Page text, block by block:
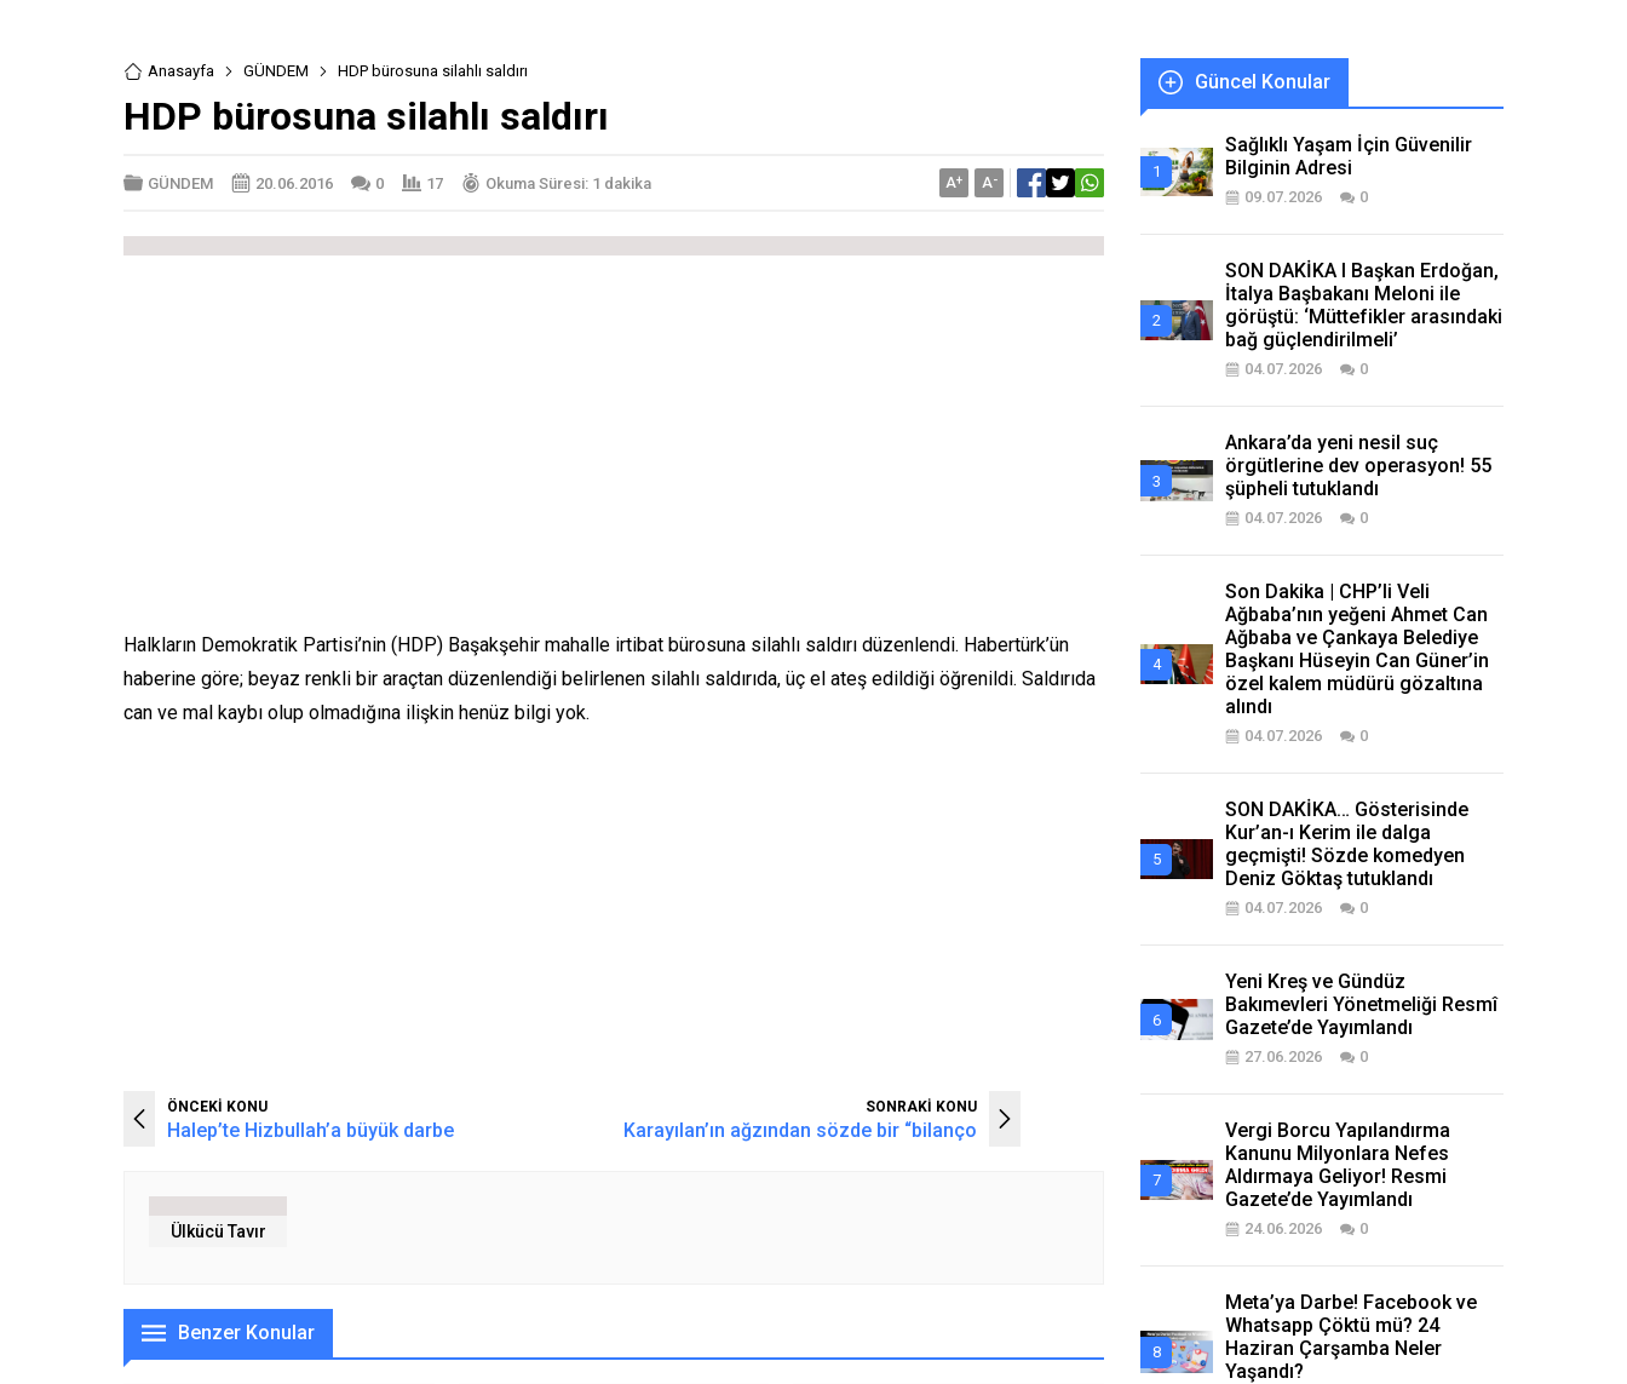
Anasayfa GÜNDEM HDP bürosuna silahlı saldırı
HDP bürosuna silahlı saldırı
GÜNDEM 20.06.2016 0 17 Okuma Süresi: 1 dakika A+ A-
Halkların Demokratik Partisi’nin (HDP) Başakşehir mahalle irtibat bürosuna silahlı saldırı düzenlendi. Habertürk’ün
haberine göre; beyaz renkli bir araçtan düzenlendiği belirlenen silahlı saldırıda, üç el ateş edildiği öğrenildi. Saldırıda
can ve mal kaybı olup olmadığına ilişkin henüz bilgi yok.
ÖNCEKİ KONU
Halep’te Hizbullah’a büyük darbe
SONRAKİ KONU
Karayılan’ın ağzından sözde bir “bilanço
Ülkücü Tavır
Benzer Konular
Güncel Konular
Sağlıklı Yaşam İçin Güvenilir
Bilginin Adresi
09.07.2026 0
SON DAKİKA I Başkan Erdoğan,
İtalya Başbakanı Meloni ile
görüştü: ‘Müttefikler arasındaki
bağ güçlendirilmeli’
04.07.2026 0
Ankara’da yeni nesil suç
örgütlerine dev operasyon! 55
şüpheli tutuklandı
04.07.2026 0
Son Dakika | CHP’li Veli
Ağbaba’nın yeğeni Ahmet Can
Ağbaba ve Çankaya Belediye
Başkanı Hüseyin Can Güner’in
özel kalem müdürü gözaltına
alındı
04.07.2026 0
SON DAKİKA… Gösterisinde
Kur’an-ı Kerim ile dalga
geçmişti! Sözde komedyen
Deniz Göktaş tutuklandı
04.07.2026 0
Yeni Kreş ve Gündüz
Bakımevleri Yönetmeliği Resmî
Gazete’de Yayımlandı
27.06.2026 0
Vergi Borcu Yapılandırma
Kanunu Milyonlara Nefes
Aldırmaya Geliyor! Resmi
Gazete’de Yayımlandı
24.06.2026 0
Meta’ya Darbe! Facebook ve
Whatsapp Çöktü mü? 24
Haziran Çarşamba Neler
Yaşandı?